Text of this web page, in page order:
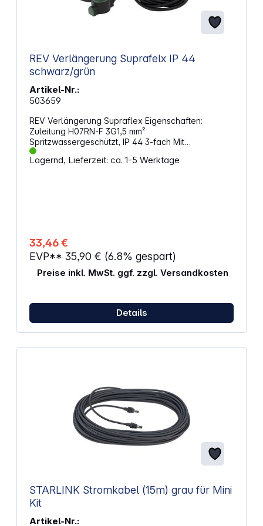
REV Verlängerung Suprafelx IP 44
schwarz/grün
Artikel-Nr.:
503659
REV Verlängerung Supraflex Eigenschaften:
Zuleitung H07RN-F 3G1,5 mm²
Spritzwassergeschützt, IP 44 3-fach Mit
selbstschließenden Klappdeckeln Mit kleinem
Erdspieß für jeden Steckdosentopf zur Fixierung im
Lagernd, Lieferzeit: ca. 1-5 Werktage
33,46 €
EVP** 35,90 € (6.8% gespart)
Preise inkl. MwSt. ggf. zzgl. Versandkosten
Details
STARLINK Stromkabel (15m) grau für Mini
Kit
Artikel-Nr.: